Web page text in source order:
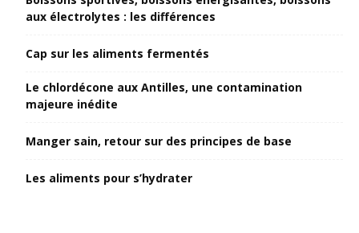
aux électrolytes : les différences
Cap sur les aliments fermentés
Le chlordécone aux Antilles, une contamination
majeure inédite
Manger sain, retour sur des principes de base
Les aliments pour s’hydrater